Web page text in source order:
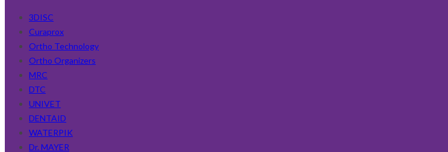
3DISC
Curaprox
Ortho Technology
Ortho Organizers
MRC
DTC
UNIVET
DENTAID
WATERPIK
Dr. MAYER